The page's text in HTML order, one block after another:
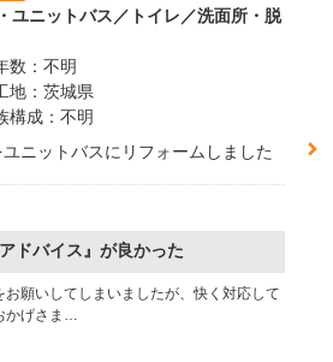
ユニットバス／トイレ／洗面所・脱
数：不明
地：茨城県
構成：不明
ニットバスにリフォームしました
ドバイス』が良かった
願いしてしまいましたが、快く対応して
かげさま…